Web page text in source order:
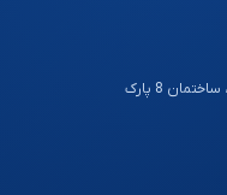
مشهد، بلوار ستاری، ساختمان 8 پارک